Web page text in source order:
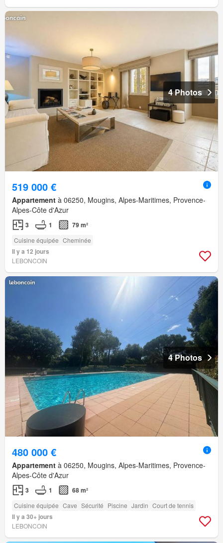
4 Photos
519 000 €
Appartement à 06250, Mougins, Alpes-Maritimes, Provence-
Alpes-Côte d'Azur
3 1 79 m²
Cuisine équipée Cheminée
Il y a 12 jours
LEBONCOIN
4 Photos
480 000 €
Appartement à 06250, Mougins, Alpes-Maritimes, Provence-
Alpes-Côte d'Azur
3 1 68 m²
Cuisine équipée Cave Sécurité Piscine Jardin Court de tennis
Il y a 30+ jours
LEBONCOIN